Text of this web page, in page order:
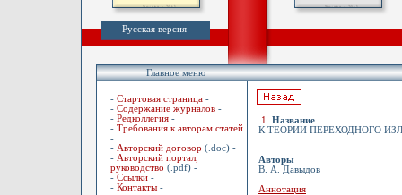
Русская версия
Главное меню
- Стартовая страница -
- Содержание журналов -
- Редколлегия -
- Требования к авторам статей
-
- Авторский договор (.doc) -
- Авторский портал,
руководство (.pdf) -
- Ссылки -
- Контакты -
1
Название
К ТЕОРИИ ПЕРЕХОДНОГО
Авторы
В. А. Давыдов
Аннотация